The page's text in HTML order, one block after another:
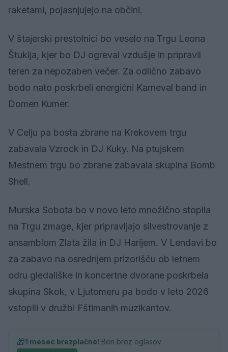
raketami, pojasnjujejo na občini.
V štajerski prestolnici bo veselo na Trgu Leona
Štuklja, kjer bo DJ ogreval vzdušje in pripravil
teren za nepozaben večer. Za odlično zabavo
bodo nato poskrbeli energični Karneval band in
Domen Kumer.
V Celju pa bosta zbrane na Krekovem trgu
zabavala Vzrock in DJ Kuky. Na ptujskem
Mestnem trgu bo zbrane zabavala skupina Bomb
Shell.
Murska Sobota bo v novo leto množično stopila
na Trgu zmage, kjer pripravljajo silvestrovanje z
ansamblom Zlata žila in DJ Harijem. V Lendavi bo
za zabavo na osrednjem prizorišču ob letnem
odru gledališke in koncertne dvorane poskrbela
skupina Skok, v Ljutomeru pa bodo v leto 2026
vstopili v družbi Fštimanih muzikantov.
🎁1 mesec brezplačno! Beri brez oglasov